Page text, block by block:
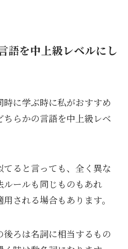
語を中上級レベルにし
に学ぶ時に私がおすすめ
らかの言語を中上級レベ
ると言っても、全く異な
ルールも同じものもあれ
される場合もあります。
ろは名詞に相当するもの